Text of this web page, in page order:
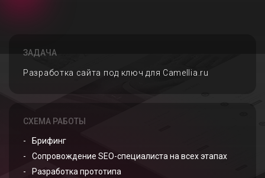
ЗАДАЧА
Разработка сайта под ключ для Camellia.ru
СХЕМА РАБОТЫ
Брифинг
Сопровождение SEO-специалиста на всех этапах
Разработка прототипа